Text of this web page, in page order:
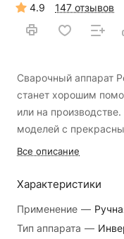
4.9 147 отзывов
Сварочный аппарат
станет хорошим
или на
моделей с
мощности. Простая
приносит только
Преимущества:
Современные
и анти-залипания
безопасности.
Все описание
Характеристики
Применение —
Тип аппарата —